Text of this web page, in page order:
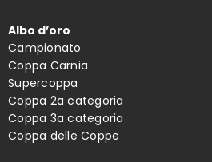
Albo d’oro
Campionato
Coppa Carnia
Supercoppa
Coppa 2a categoria
Coppa 3a categoria
Coppa delle Coppe